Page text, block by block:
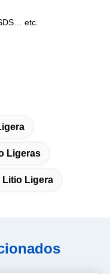
etc.
Ligeras
Litio Ligera